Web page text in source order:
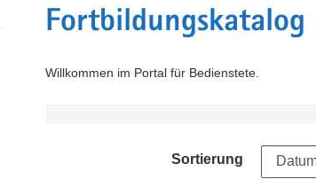
Fortbildungskatalog
Willkommen im Portal für Bedienstete.
Sortierung